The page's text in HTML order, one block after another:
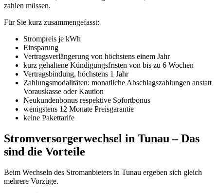
zahlen müssen.
Für Sie kurz zusammengefasst:
Strompreis je kWh
Einsparung
Vertragsverlängerung von höchstens einem Jahr
kurz gehaltene Kündigungsfristen von bis zu 6 Wochen
Vertragsbindung, höchstens 1 Jahr
Zahlungsmodalitäten: monatliche Abschlagszahlungen anstatt
Vorauskasse oder Kaution
Neukundenbonus respektive Sofortbonus
wenigstens 12 Monate Preisgarantie
keine Pakettarife
Stromversorgerwechsel in Tunau – Das
sind die Vorteile
Beim Wechseln des Stromanbieters in Tunau ergeben sich gleich
mehrere Vorzüge.